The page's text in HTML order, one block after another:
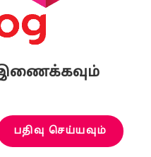
இணைக்கவும்
பதிவு செய்யவும்